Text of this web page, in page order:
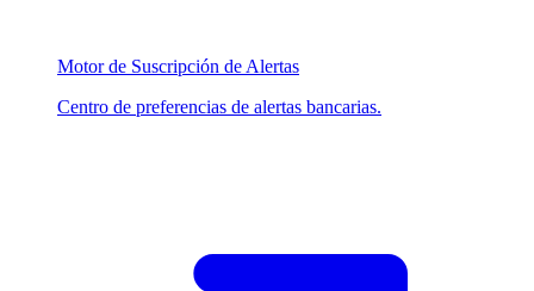
Motor de Suscripción de Alertas
Centro de preferencias de alertas bancarias.